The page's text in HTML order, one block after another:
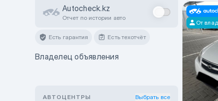
Autocheck.kz
Отчет по истории авто
Есть гарантия Есть техотчёт
Владелец объявления
АВТОЦЕНТРЫ Выбрать все
От